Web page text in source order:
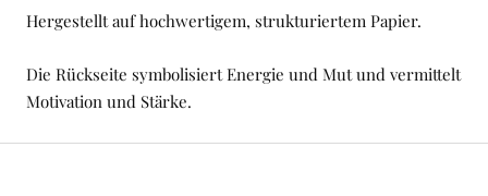
Hergestellt auf hochwertigem, strukturiertem Papier.
Die Rückseite symbolisiert Energie und Mut und vermittelt
Motivation und Stärke.